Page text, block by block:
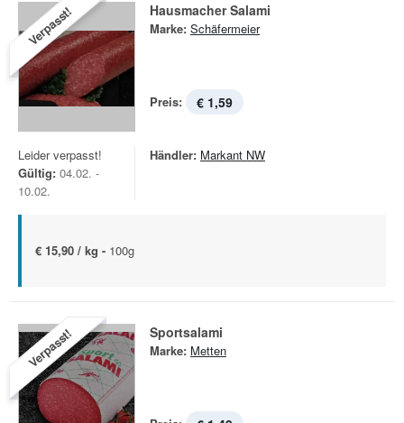
Verpasst! Hausmacher Salami
Marke: Schäfermeier
Preis: € 1,59
Leider verpasst!
Gültig: 04.02. -
10.02.
Händler: Markant NW
€ 15,90 / kg - 100g
Verpasst! Sportsalami
Marke: Metten